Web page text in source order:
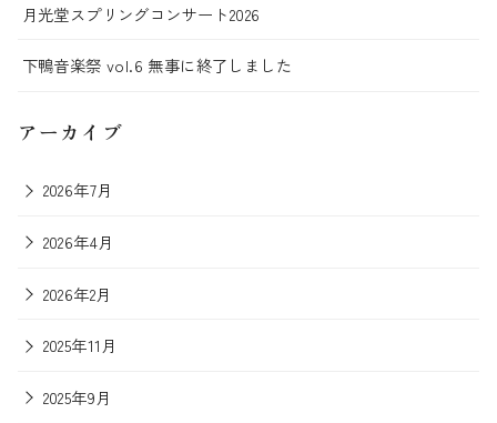
月光堂スプリングコンサート2026
下鴨音楽祭 vol.6 無事に終了しました
アーカイブ
2026年7月
2026年4月
2026年2月
2025年11月
2025年9月